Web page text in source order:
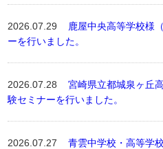
2026.07.29
鹿屋中央高等学校様
ーを行いました。
2026.07.28宮崎県立都城泉ヶ丘
験セミナーを行いました。
2026.07.27青雲中学校・高等学